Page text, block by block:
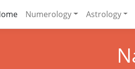
Numerology Astrology